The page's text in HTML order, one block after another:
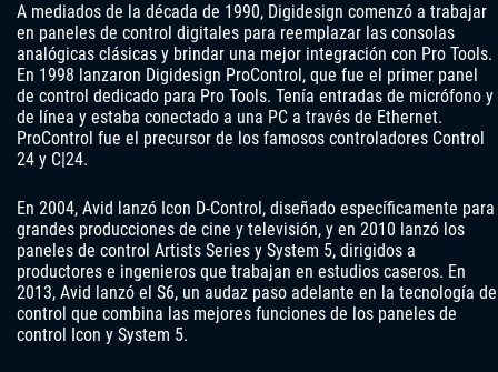
A mediados de la década de 1990, Digidesign comenzó a trabajar
en paneles de control digitales para reemplazar las consolas
analógicas clásicas y brindar una mejor integración con Pro Tools.
En 1998 lanzaron Digidesign ProControl, que fue el primer panel
de control dedicado para Pro Tools. Tenía entradas de micrófono y
de línea y estaba conectado a una PC a través de Ethernet.
ProControl fue el precursor de los famosos controladores Control
24 y C|24.
En 2004, Avid lanzó Icon D-Control, diseñado específicamente para
grandes producciones de cine y televisión, y en 2010 lanzó los
paneles de control Artists Series y System 5, dirigidos a
productores e ingenieros que trabajan en estudios caseros. En
2013, Avid lanzó el S6, un audaz paso adelante en la tecnología de
control que combina las mejores funciones de los paneles de
control Icon y System 5.